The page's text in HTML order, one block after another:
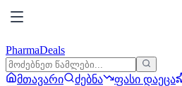
PharmaDeals
მთავარი ძებნა ფასი დაეცა